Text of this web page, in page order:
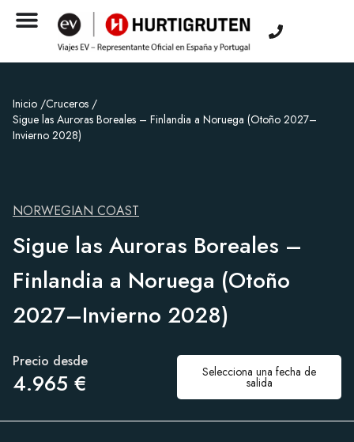
Inicio /Cruceros /
Sigue las Auroras Boreales – Finlandia a Noruega (Otoño 2027–
Invierno 2028)
NORWEGIAN COAST
Sigue las Auroras Boreales –
Finlandia a Noruega (Otoño
2027–Invierno 2028)
Precio desde
4.965 € Selecciona una fecha de
salida